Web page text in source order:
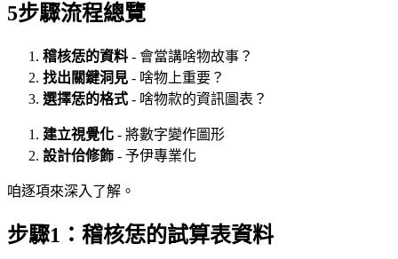
5步驟流程總覽
稽核恁的資料 - 會當講啥物故事？
找出關鍵洞見 - 啥物上重要？
選擇恁的格式 - 啥物款的資訊圖表？
建立視覺化 - 將數字變作圖形
設計佮修飾 - 予伊專業化
咱逐項來深入了解。
步驟1：稽核恁的試算表資料